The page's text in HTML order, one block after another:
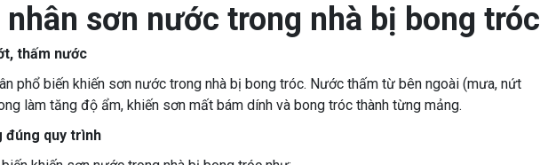
nhân sơn nước trong nhà bị bong tróc
thấm nước
phổ biến khiến sơn nước trong nhà bị bong tróc. Nước thấm từ bên ngoài (mưa, nứt
làm tăng độ ẩm, khiến sơn mất bám dính và bong tróc thành từng mảng.
đúng quy trình